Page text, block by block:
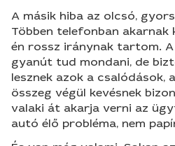
A másik hiba az olcsó,
Többen telefonban akarnak
én rossz iránynak tartom.
gyanút tud mondani, de
lesznek azok a csalódások,
összeg végül kevésnek
valaki át akarja verni az
autó élő probléma, nem